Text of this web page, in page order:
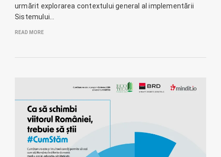
urmărit explorarea contextului general al implementării
Sistemului…
READ MORE